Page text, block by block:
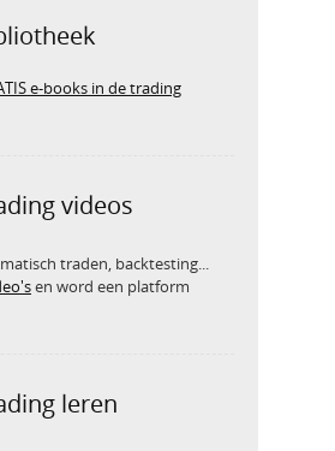
e-books in de trading
videos
traden, backtesting...
en word een platform
leren